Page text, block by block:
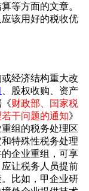
等方面的文章。
该用好的税收优
经济结构重大改
、股权收购、资产
财政部、国家税
干问题的通知》
组的税务处理区
特殊性税务处理
企业重组，可享
让税务人员提前
比如，甲企业研